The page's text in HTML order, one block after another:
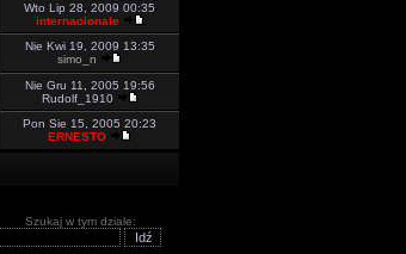
Wto Lip 28, 2009 00:35
internacionale
Nie Kwi 19, 2009 13:35
simo_n
Nie Gru 11, 2005 19:56
Rudolf_1910
Pon Sie 15, 2005 20:23
ERNESTO
Szukaj w tym dziale: